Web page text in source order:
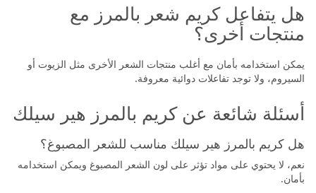
هل يتفاعل كريم شعر بالمرز مع
منتجات أخرى؟
يمكن استخدامه بأمان مع أغلب منتجات الشعر الأخرى مثل الزيوت أو
السيروم، ولا توجد تفاعلات دوائية معروفة.
أسئلة شائعة عن كريم بالمرز هير سيلك
هل كريم بالمرز هير سيلك مناسب للشعر المصبوغ؟
نعم، لا يحتوي على مواد تؤثر على لون الشعر المصبوغ ويمكن استخدامه
بأمان.